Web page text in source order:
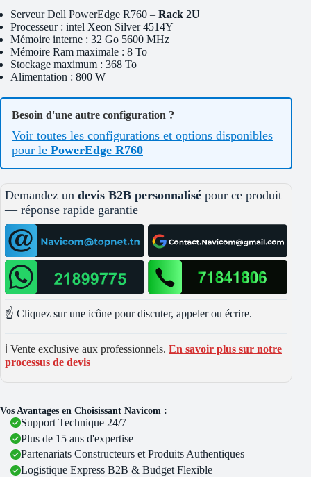
Serveur Dell PowerEdge R760 – Rack 2U
Processeur : intel Xeon Silver 4514Y
Mémoire interne : 32 Go 5600 MHz
Mémoire Ram maximale : 8 To
Stockage maximum : 368 To
Alimentation : 800 W
Besoin d'une autre configuration ?
Voir toutes les configurations et options disponibles
pour le PowerEdge R760
Demandez un devis B2B personnalisé pour ce produit
— réponse rapide garantie
☝️ Cliquez sur une icône pour discuter, appeler ou écrire.
ℹ️ Vente exclusive aux professionnels. En savoir plus sur notre
processus de devis
Vos Avantages en Choisissant Navicom :
Support Technique 24/7
Plus de 15 ans d'expertise
Partenariats Constructeurs et Produits Authentiques
Logistique Express B2B & Budget Flexible